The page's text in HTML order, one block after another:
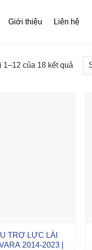
Giới thiệu Liên hệ
1–12 của 18 kết quả
sắp
TRỢ LỰC LÁI
2014-2023 |